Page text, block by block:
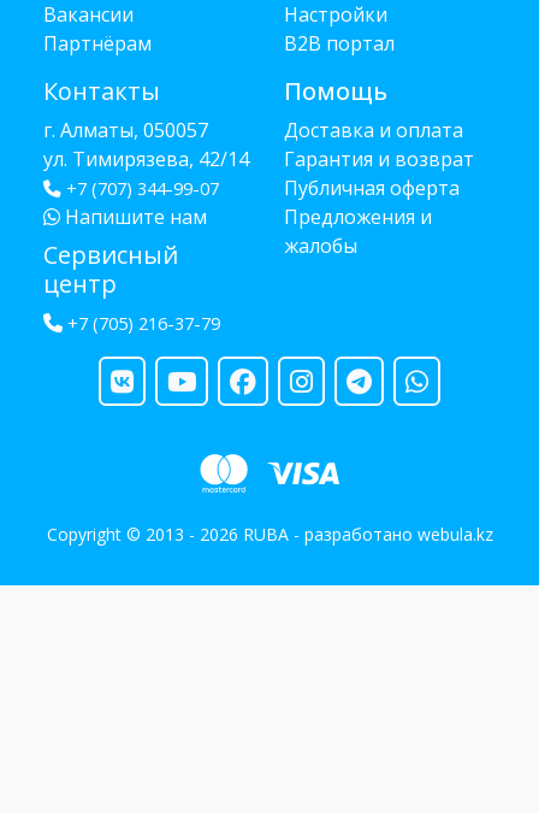
Вакансии
Партнёрам
Контакты
г. Алматы, 050057
ул. Тимирязева, 42/14
+7 (707) 344-99-07
Напишите нам
Сервисный
центр
+7 (705) 216-37-79
Настройки
B2B портал
Помощь
Доставка и оплата
Гарантия и возврат
Публичная оферта
Предложения и
жалобы
Copyright © 2013 - 2026 RUBA - разработано webula.kz